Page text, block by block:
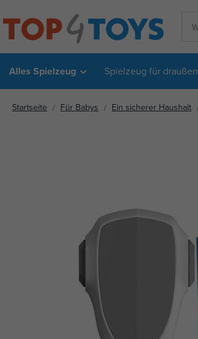
Alles Spielzeug Spielzeug für draußen
Startseite Für Babys Ein sicherer Haushalt